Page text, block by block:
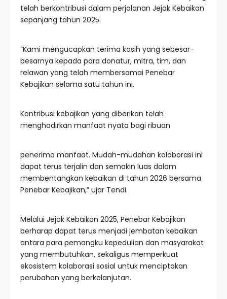
telah berkontribusi dalam perjalanan Jejak Kebaikan
sepanjang tahun 2025.
“Kami mengucapkan terima kasih yang sebesar-
besarnya kepada para donatur, mitra, tim, dan
relawan yang telah membersamai Penebar
Kebajikan selama satu tahun ini.
Kontribusi kebajikan yang diberikan telah
menghadirkan manfaat nyata bagi ribuan
penerima manfaat. Mudah-mudahan kolaborasi ini
dapat terus terjalin dan semakin luas dalam
membentangkan kebaikan di tahun 2026 bersama
Penebar Kebajikan,” ujar Tendi.
Melalui Jejak Kebaikan 2025, Penebar Kebajikan
berharap dapat terus menjadi jembatan kebaikan
antara para pemangku kepedulian dan masyarakat
yang membutuhkan, sekaligus memperkuat
ekosistem kolaborasi sosial untuk menciptakan
perubahan yang berkelanjutan.